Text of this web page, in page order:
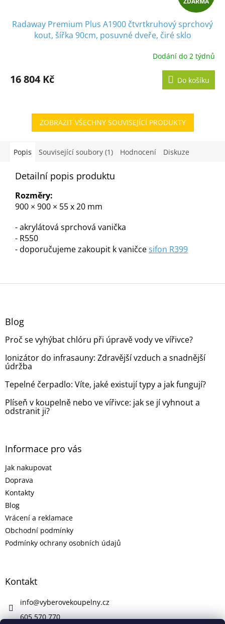
D
A
R
M
A
Radaway Premium Plus A1900 čtvrtkruhový sprchový
kout, šířka 90cm, posuvné dveře, čiré sklo
Dodání do 2 týdnů
16 804 Kč Do košíku
ZOBRAZIT VŠECHNY SOUVISEJÍCÍ PRODUKTY
Popis Související soubory (1) Hodnocení Diskuze
Detailní popis produktu
Rozměry:
900 × 900 × 55 x 20 mm
- akrylátová sprchová vanička
- R550
- doporučujeme zakoupit k vaničcesifon R399
Z
Blog
Proč se vyhýbat chlóru při úpravě vody ve vířivce?
Ionizátor do infrasauny: Zdravější vzduch a snadnější
údržba
Tepelné čerpadlo: Víte, jaké existují typy a jak fungují?
Plíseň v koupelně nebo ve vířivce: jak se jí vyhnout a
odstranit ji?
Informace pro vás
Jak nakupovat
Doprava
Kontakty
Blog
Vrácení a reklamace
Obchodní podmínky
Podmínky ochrany osobních údajů
Kontakt
info@vyberovekoupelny.cz
605 570 770